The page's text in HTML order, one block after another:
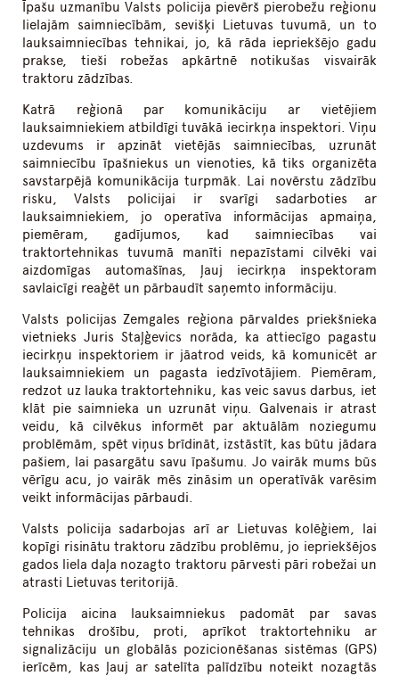
Īpašu uzmanību Valsts policija pievērš pierobežu reģionu
lielajām saimniecībām, sevišķi Lietuvas tuvumā, un to
lauksaimniecības tehnikai, jo, kā rāda iepriekšējo gadu
prakse, tieši robežas apkārtnē notikušas visvairāk
traktoru zādzības.
Katrā reģionā par komunikāciju ar vietējiem
lauksaimniekiem atbildīgi tuvākā iecirkņa inspektori. Viņu
uzdevums ir apzināt vietējās saimniecības, uzrunāt
saimniecību īpašniekus un vienoties, kā tiks organizēta
savstarpējā komunikācija turpmāk. Lai novērstu zādzību
risku, Valsts policijai ir svarīgi sadarboties ar
lauksaimniekiem, jo operatīva informācijas apmaiņa,
piemēram, gadījumos, kad saimniecības vai
traktortehnikas tuvumā manīti nepazīstami cilvēki vai
aizdomīgas automašīnas, ļauj iecirkņa inspektoram
savlaicīgi reaģēt un pārbaudīt saņemto informāciju.
Valsts policijas Zemgales reģiona pārvaldes priekšnieka
vietnieks Juris Staļģevics norāda, ka attiecīgo pagastu
iecirkņu inspektoriem ir jāatrod veids, kā komunicēt ar
lauksaimniekiem un pagasta iedzīvotājiem. Piemēram,
redzot uz lauka traktortehniku, kas veic savus darbus, iet
klāt pie saimnieka un uzrunāt viņu. Galvenais ir atrast
veidu, kā cilvēkus informēt par aktuālām noziegumu
problēmām, spēt viņus brīdināt, izstāstīt, kas būtu jādara
pašiem, lai pasargātu savu īpašumu. Jo vairāk mums būs
vērīgu acu, jo vairāk mēs zināsim un operatīvāk varēsim
veikt informācijas pārbaudi.
Valsts policija sadarbojas arī ar Lietuvas kolēģiem, lai
kopīgi risinātu traktoru zādzību problēmu, jo iepriekšējos
gados liela daļa nozagto traktoru pārvesti pāri robežai un
atrasti Lietuvas teritorijā.
Policija aicina lauksaimniekus padomāt par savas
tehnikas drošību, proti, aprīkot traktortehniku ar
signalizāciju un globālās pozicionēšanas sistēmas (GPS)
ierīcēm, kas ļauj ar satelīta palīdzību noteikt nozagtās